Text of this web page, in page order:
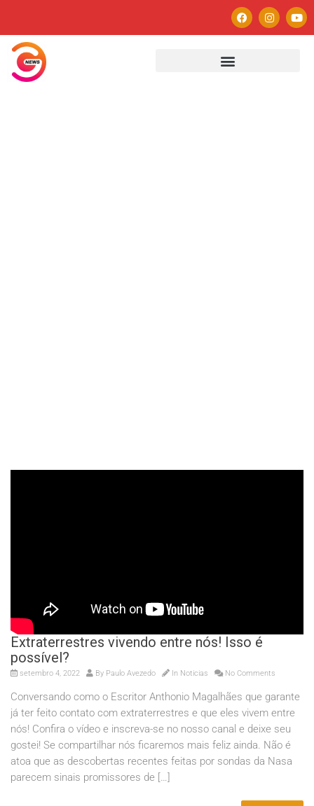
Extraterrestres vivendo entre nós! Isso é
possível?
setembro 4, 2022 By Paulo Avezedo In Noticias No Comments
Conversando como o Escritor Anthonio Magalhães que garante
já ter feito contato com extraterrestres e que eles vivem entre
nós! Confira o vídeo e inscreva-se no nosso canal e deixe seu
gostei! Se compartilhar nós ficaremos mais feliz ainda. Não é
atoa que as descobertas recentes feitas por sondas da Nasa
parecem sinais promissores de […]